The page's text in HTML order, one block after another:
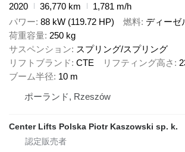
2020
36,770 km
1,781 m/h
パワー 88 kW (119.72 HP) 燃料 ディーゼ
荷重容量 250 kg
サスペンション
スプリング/スプリング
リフトブランド CTE リフティング高さ
ブーム半径 10 m
ポーランド, Rzeszów
Center Lifts Polska Piotr Kaszowski sp. k.